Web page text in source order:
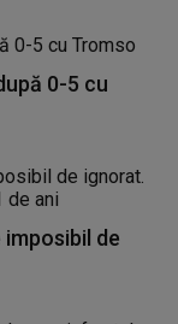
0-5 cu
de